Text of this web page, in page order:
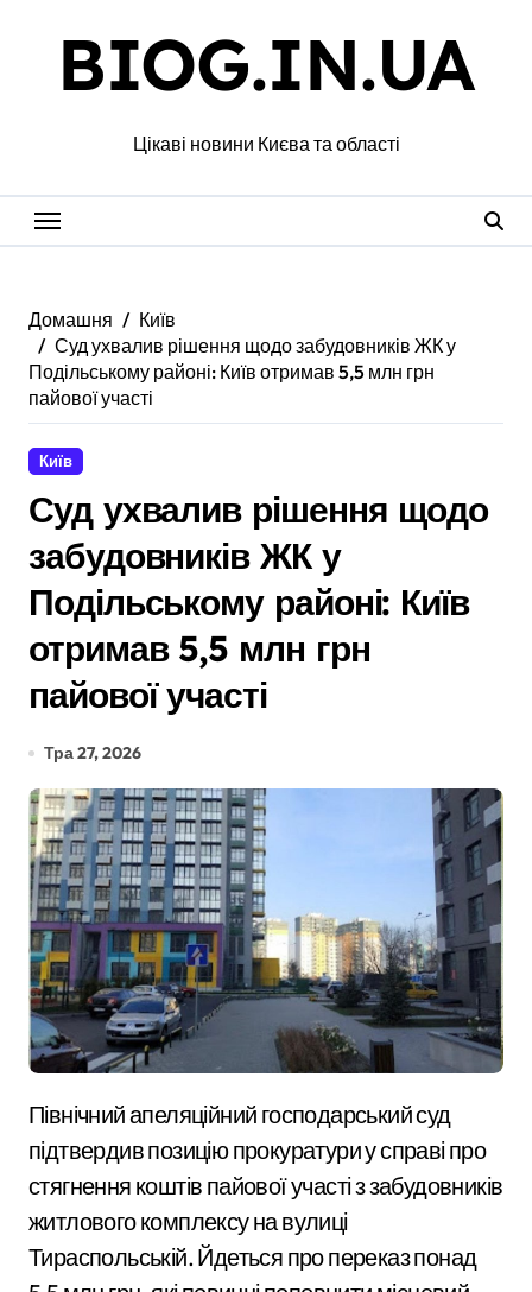
BIOG.IN.UA
Цікаві новини Києва та області
Домашня
Київ
Суд ухвалив рішення щодо забудовників ЖК у
Подільському районі: Київ отримав 5,5 млн грн
пайової участі
Київ
Суд ухвалив рішення щодо
забудовників ЖК у
Подільському районі: Київ
отримав 5,5 млн грн
пайової участі
Тра 27, 2026
Північний апеляційний господарський суд
підтвердив позицію прокуратури у справі про
стягнення коштів пайової участі з забудовників
житлового комплексу на вулиці
Тираспольській. Йдеться про переказ понад